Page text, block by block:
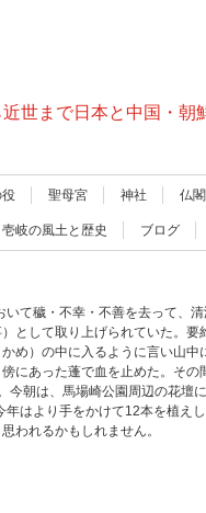
世まで日本と中国・朝
聖母宮 神社 仏閣
壱岐の風土と歴史 ブログ
て穢・不幸・不善を去って、
として取り上げられていた。
め）の中に入るように言い山
にあった蓬で血を止めた。そ
朝は、馬場崎公園周辺の花壇
はより手をかけて12本を植え
われるかもしれません。